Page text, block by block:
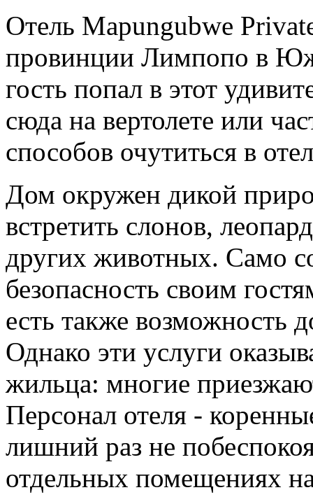
Отель Mapungubwe
провинции Лимпопо в
гость попал в этот
сюда на вертолете или
способов очутиться в
Дом окружен дикой
встретить слонов,
других животных. Само
безопасность своим
есть также возможность
Однако эти услуги
жильца: многие
Персонал отеля -
лишний раз не
отдельных помещениях